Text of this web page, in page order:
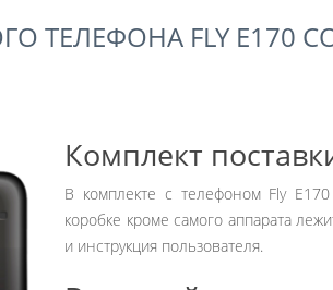
ТЕЛЕФОНА FLY E170
Комплект
В комплекте с телефоном Fly
коробке кроме самого аппарата
и инструкция пользователя.